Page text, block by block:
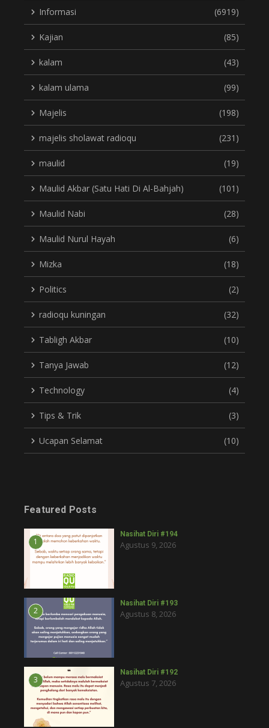
Informasi (6919)
Kajian (85)
kalam (43)
kalam ulama (99)
Majelis (198)
majelis sholawat radioqu (231)
maulid (19)
Maulid Akbar (Satu Hati Di Al-Bahjah) (101)
Maulid Nabi (28)
Maulid Nurul Hayah (6)
Mizka (18)
Politics (2)
radioqu kuningan (32)
Tabligh Akbar (10)
Tanya Jawab (12)
Technology (4)
Tips & Trik (3)
Ucapan Selamat (10)
Featured Posts
1
Nasihat Diri #194
Agustus 9, 2026
2
Nasihat Diri #193
Agustus 8, 2026
3
Nasihat Diri #192
Agustus 7, 2026